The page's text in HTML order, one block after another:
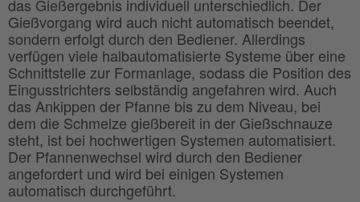
das Gießergebnis individuell unterschiedlich. Der
Gießvorgang wird auch nicht automatisch beendet,
sondern erfolgt durch den Bediener. Allerdings
verfügen viele halbautomatisierte Systeme über eine
Schnittstelle zur Formanlage, sodass die Position des
Eingusstrichters selbständig angefahren wird. Auch
das Ankippen der Pfanne bis zu dem Niveau, bei
dem die Schmelze gießbereit in der Gießschnauze
steht, ist bei hochwertigen Systemen automatisiert.
Der Pfannenwechsel wird durch den Bediener
angefordert und wird bei einigen Systemen
automatisch durchgeführt.